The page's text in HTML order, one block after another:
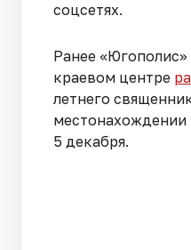
соцсетях.
Ранее «Югополис»
краевом центре
летнего
местонахождении
5 декабря.